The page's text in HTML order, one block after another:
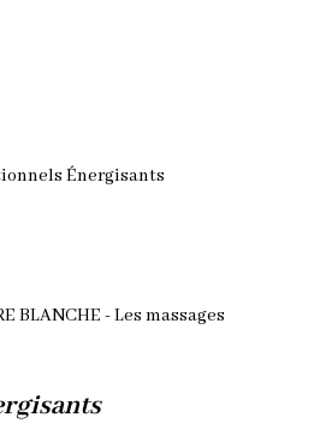
Énergisants
BLANCHE - Les massages